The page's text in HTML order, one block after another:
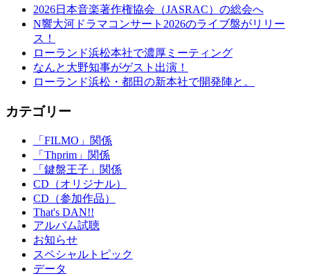
2026日本音楽著作権協会（JASRAC）の総会へ
N響大河ドラマコンサート2026のライブ盤がリリー
ス！
ローランド浜松本社で濃厚ミーティング
なんと大野知事がゲスト出演！
ローランド浜松・都田の新本社で開発陣と。
カテゴリー
「FILMO」関係
「Thprim」関係
「鍵盤王子」関係
CD（オリジナル）
CD（参加作品）
That's DAN!!
アルバム試聴
お知らせ
スペシャルトピック
データ